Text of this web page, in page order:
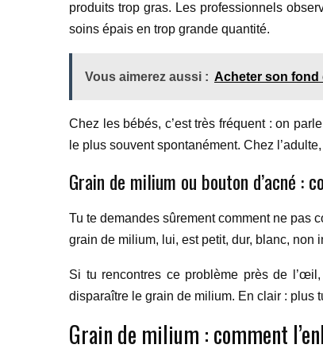
produits trop gras. Les professionnels
soins épais en trop grande quantité.
Vous aimerez aussi : Acheter son fond
Chez les bébés, c’est très fréquent : on
le plus souvent spontanément. Chez
Grain de milium ou bouton d’acné :
Tu te demandes sûrement comment ne pas
grain de milium, lui, est petit, dur, blanc, non
Si tu rencontres ce problème près de
disparaître le grain de milium. En clair : plus
Grain de milium : comment